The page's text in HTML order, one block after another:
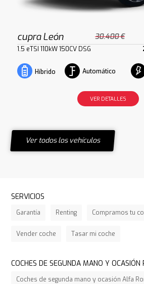
cupra León 30.400 €
1.5 eTSI 110kW 150CV DSG
Híbrido Automático
VER DETALLES
Ver todos los vehículos
SERVICIOS
Garantía Renting Compramos tu
Vender coche Tasar mi coche
COCHES DE SEGUNDA MANO Y
Coches de segunda mano y ocasión Alfa